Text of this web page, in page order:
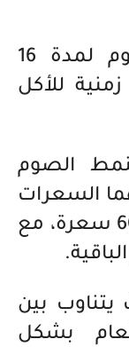
صيام 16/8: حيث يتم الصوم لمدة 16
للأكل
النمط الصوم
السعرات
الحرارية إلى ما يقارب 500-600 سعرة، مع
بين
بشكل